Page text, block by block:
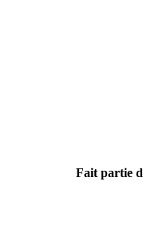
Fait partie